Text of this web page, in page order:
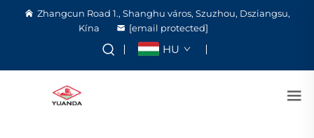
Zhangcun Road 1., Shanghu város, Szuzhou, Dsziangsu,
Kína
[email protected]
HU